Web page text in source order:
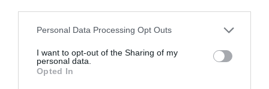
Please note that this website/app uses one or more Google
not limited to your visit or usage behaviour. You may click to
grant or deny consent to Google and its third-party tags to
use your data for below specified purposes in below Google
Personal Data Processing Opt Outs
I want to opt-out of the Sharing of my
personal data.
Opted In
08.08.2026
Ταινία τρόμου η κατάσταση στην
Ουκρανία: Γυναίκα ουρλιάζει